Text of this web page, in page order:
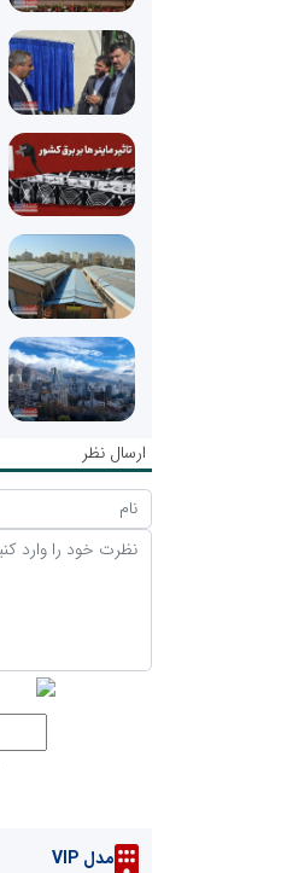
ارسال نظر
مدل VIP